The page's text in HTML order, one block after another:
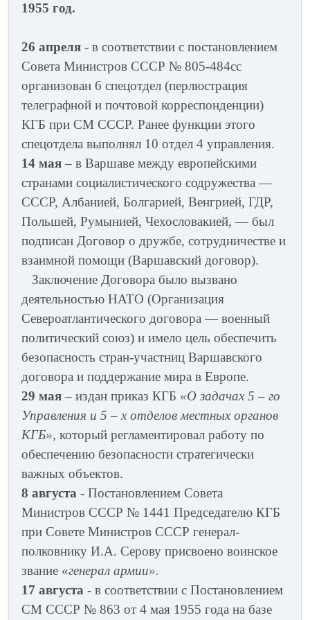
1955 год.
26 апреля - в соответствии с постановлением
Совета Министров СССР № 805-484сс
организован 6 спецотдел (перлюстрация
телеграфной и почтовой корреспонденции)
КГБ при СМ СССР. Ранее функции этого
спецотдела выполнял 10 отдел 4 управления.
14 мая – в Варшаве между европейскими
странами социалистического содружества —
СССР, Албанией, Болгарией, Венгрией, ГДР,
Польшей, Румынией, Чехословакией, — был
подписан Договор о дружбе, сотрудничестве и
взаимной помощи (Варшавский договор).
Заключение Договора было вызвано
деятельностью НАТО (Организация
Североатлантического договора — военный
политический союз) и имело цель обеспечить
безопасность стран-участниц Варшавского
договора и поддержание мира в Европе.
29 мая – издан приказ КГБ «О задачах 5 – го
Управления и 5 – х отделов местных органов
КГБ», который регламентировал работу по
обеспечению безопасности стратегически
важных объектов.
8 августа - Постановлением Совета
Министров СССР № 1441 Председателю КГБ
при Совете Министров СССР генерал-
полковнику И.А. Серову присвоено воинское
звание «генерал армии».
17 августа - в соответствии с Постановлением
СМ СССР № 863 от 4 мая 1955 года на базе